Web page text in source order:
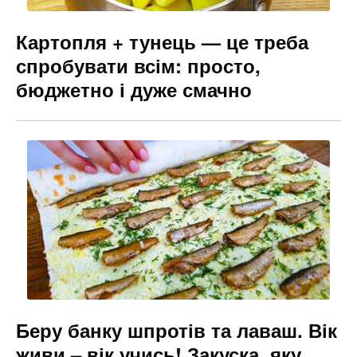
Картопля + тунець — це треба
спробувати всім: просто,
бюджетно і дуже смачно
Беру банку шпротів та лаваш. Вік